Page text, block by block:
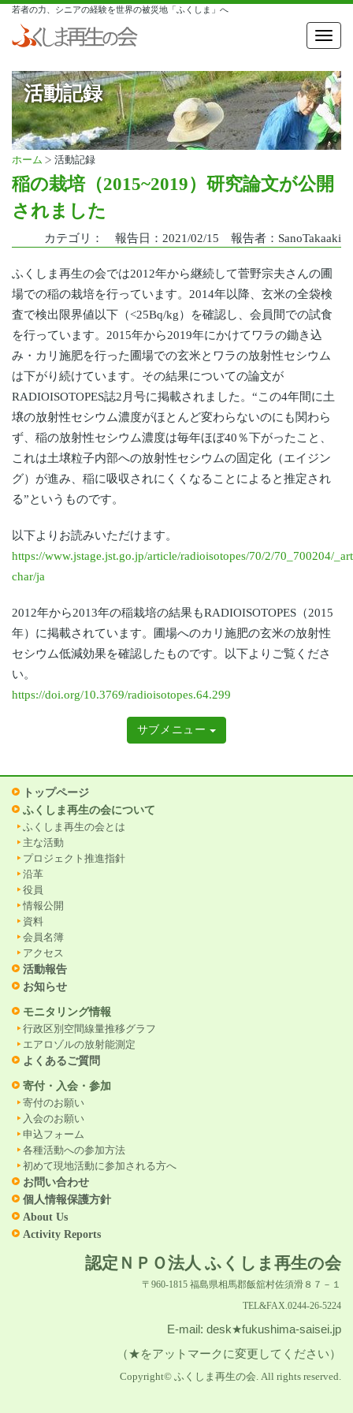
若者の力、シニアの経験を世界の被災地「ふくしま」へ
活動記録
ホーム 活動記録
稲の栽培（2015~2019）研究論文が公開
されました
カテゴリ： 報告日：2021/02/15 報告者：SanoTakaaki
ふくしま再生の会では2012年から継続して菅野宗夫さんの圃
場での稲の栽培を行っています。2014年以降、玄米の全袋検
査で検出限界値以下（<25Bq/kg）を確認し、会員間での試食
を行っています。2015年から2019年にかけてワラの鋤き込
み・カリ施肥を行った圃場での玄米とワラの放射性セシウム
は下がり続けています。その結果についての論文が
RADIOISOTOPES誌2月号に掲載されました。“この4年間に土
壌の放射性セシウム濃度がほとんど変わらないのにも関わら
ず、稲の放射性セシウム濃度は毎年ほぼ40％下がったこと、
これは土壌粒子内部への放射性セシウムの固定化（エイジン
グ）が進み、稲に吸収されにくくなることによると推定され
る”というものです。
以下よりお読みいただけます。
https://www.jstage.jst.go.jp/article/radioisotopes/70/2/70_700204/
char/ja
2012年から2013年の稲栽培の結果もRADIOISOTOPES（2015
年）に掲載されています。圃場へのカリ施肥の玄米の放射性
セシウム低減効果を確認したものです。以下よりご覧くださ
い。
https://doi.org/10.3769/radioisotopes.64.299
サブメニュー
トップページ
ふくしま再生の会について
ふくしま再生の会とは
主な活動
プロジェクト推進指針
沿革
役員
情報公開
資料
会員名簿
アクセス
活動報告
お知らせ
モニタリング情報
行政区別空間線量推移グラフ
エアロゾルの放射能測定
よくあるご質問
寄付・入会・参加
寄付のお願い
入会のお願い
申込フォーム
各種活動への参加方法
初めて現地活動に参加される方へ
お問い合わせ
個人情報保護方針
About Us
Activity Reports
認定ＮＰＯ法人 ふくしま再生の会
〒960-1815 福島県相馬郡飯舘村佐須滑８７－１
TEL&FAX.0244-26-5224
E-mail: desk★fukushima-saisei.jp
（★をアットマークに変更してください）
Copyright© ふくしま再生の会. All rights reserved.